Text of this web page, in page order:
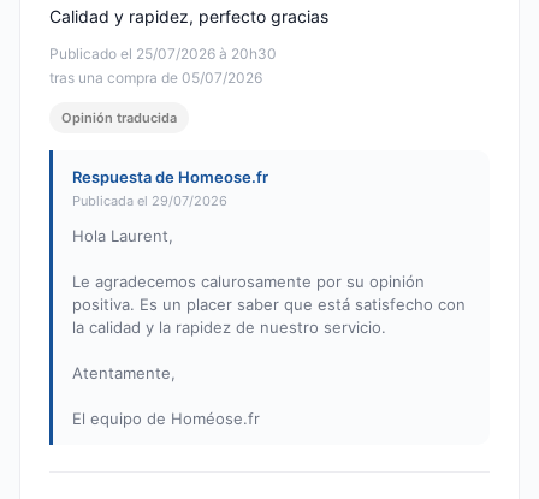
Publicado el 25/07/2026 à 20h30
tras una compra de 05/07/2026
Calidad y rapidez, perfecto gracias
Opinión traducida
Respuesta de Homeose.fr
Publicada el 29/07/2026
Hola Laurent,
Le agradecemos calurosamente por su opinión
positiva. Es un placer saber que está satisfecho con
la calidad y la rapidez de nuestro servicio.
Atentamente,
El equipo de Homéose.fr